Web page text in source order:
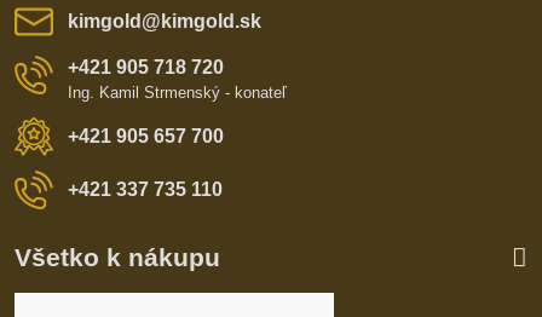
kimgold​@kimgold​.sk
+421 905 718 720
Ing. Kamil Strmenský - konateľ
+421 905 657 700
+421 337 735 110
Všetko k nákupu